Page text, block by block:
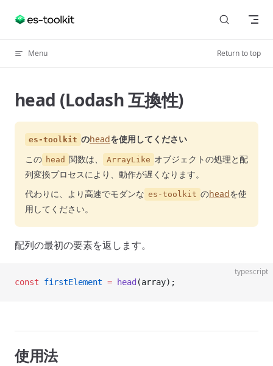
Skip to content
Menu Return to top
head (Lodash 互換性)
es-toolkit のheadを使用してください
この head 関数は、 ArrayLike オブジェクトの処理と配
列変換プロセスにより、動作が遅くなります。
代わりに、より高速でモダンな es-toolkit のheadを使
用してください。
配列の最初の要素を返します。
typescript
const firstElement = head (array);
使用法